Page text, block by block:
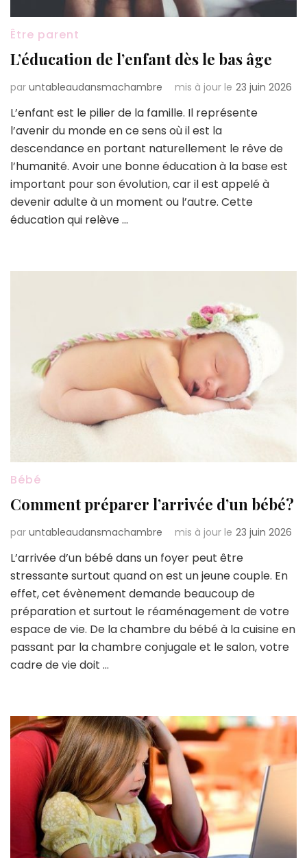
Être parent
L’éducation de l’enfant dès le bas âge
par untableaudansmachambre mis à jour le 23 juin 2026
L’enfant est le pilier de la famille. Il représente
l’avenir du monde en ce sens où il est la
descendance en portant naturellement le rêve de
l’humanité. Avoir une bonne éducation à la base est
important pour son évolution, car il est appelé à
devenir adulte à un moment ou l’autre. Cette
éducation qui relève …
Bébé
Comment préparer l’arrivée d’un bébé?
par untableaudansmachambre mis à jour le 23 juin 2026
L’arrivée d’un bébé dans un foyer peut être
stressante surtout quand on est un jeune couple. En
effet, cet évènement demande beaucoup de
préparation et surtout le réaménagement de votre
espace de vie. De la chambre du bébé à la cuisine en
passant par la chambre conjugale et le salon, votre
cadre de vie doit …